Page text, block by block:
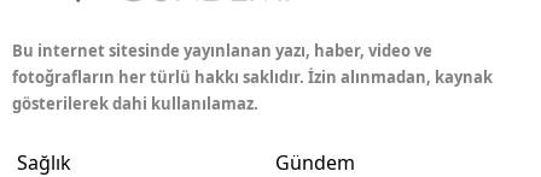
Bu internet sitesinde yayınlanan yazı, haber, video ve
fotoğrafların her türlü hakkı saklıdır. İzin alınmadan, kaynak
gösterilerek dahi kullanılamaz.
Sağlık
Gündem